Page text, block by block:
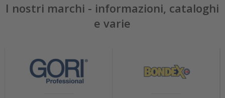
I nostri marchi - informazioni, cataloghi
e varie